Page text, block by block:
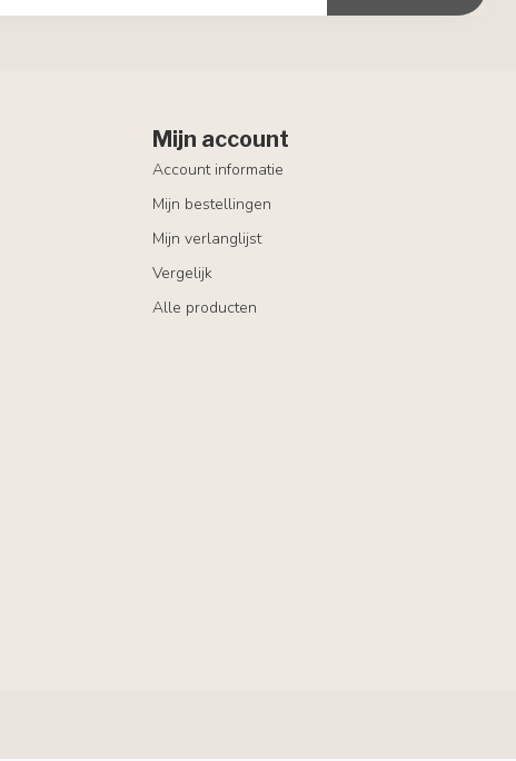
Mijn account
Account informatie
Mijn bestellingen
Mijn verlanglijst
Vergelijk
Alle producten